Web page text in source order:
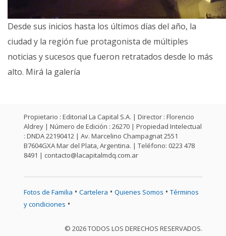
Desde sus inicios hasta los últimos días del año, la
ciudad y la región fue protagonista de múltiples
noticias y sucesos que fueron retratados desde lo más
alto. Mirá la galería
Propietario : Editorial La Capital S.A. | Director : Florencio
Aldrey | Número de Edición : 26270 | Propiedad Intelectual
: DNDA 22190412 | Av. Marcelino Champagnat 2551
B7604GXA Mar del Plata, Argentina. | Teléfono: 0223 478
8491 | contacto@lacapitalmdq.com.ar
Fotos de Familia • Cartelera • Quienes Somos • Términos
y condiciones •
© 2026 TODOS LOS DERECHOS RESERVADOS.